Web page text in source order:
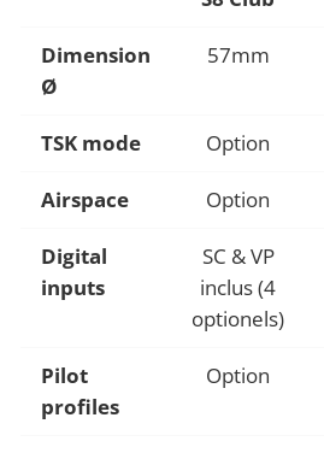
Dimension
Ø
57mm
TSK mode Option
Airspace Option
Digital
inputs
SC & VP
inclus (4
optionels)
Pilot
profiles
Option